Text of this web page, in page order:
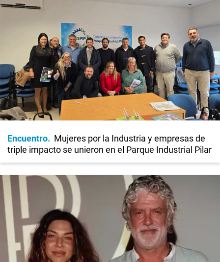
Encuentro
Mujeres por la Industria y empresas de
triple impacto se unieron en el Parque Industrial Pilar